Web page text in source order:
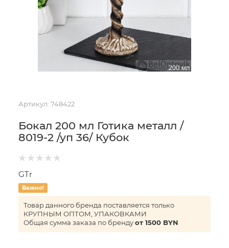
Артикул: 748422
Бокал 200 мл Готика металл /
8019-2 /уп 36/ Кубок
GTr
Важно!
Товар данного бренда поставляется только
КРУПНЫМ ОПТОМ, УПАКОВКАМИ
Общая сумма заказа по брендуот 1500 BYN